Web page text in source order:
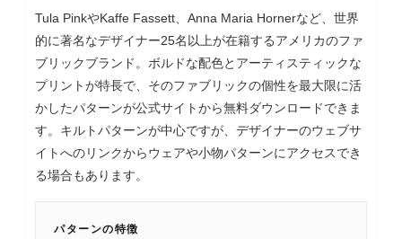
Tula PinkやKaffe Fassett、Anna Maria Hornerなど、世界
的に著名なデザイナー25名以上が在籍するアメリカのファ
ブリックブランド。ボルドな配色とアーティスティックな
プリントが特長で、そのファブリックの個性を最大限に活
かしたパターンが公式サイトから無料ダウンロードできま
す。キルトパターンが中心ですが、デザイナーのウェブサ
イトへのリンクからウェアや小物パターンにアクセスでき
る場合もあります。
パターンの特徴